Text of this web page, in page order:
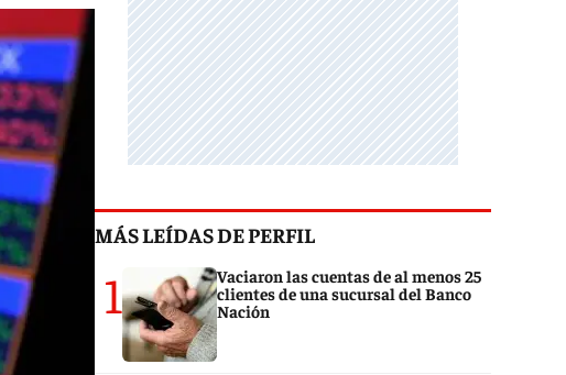
MÁS LEÍDAS DE PERFIL
1
Vaciaron las cuentas de al menos 25
clientes de una sucursal del Banco
Nación